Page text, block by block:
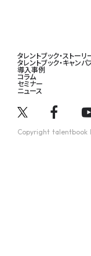
タレントブック・ストーリ
タレントブック・キャンパ
導入事例
コラム
セミナー
ニュース
Copyright talentbook